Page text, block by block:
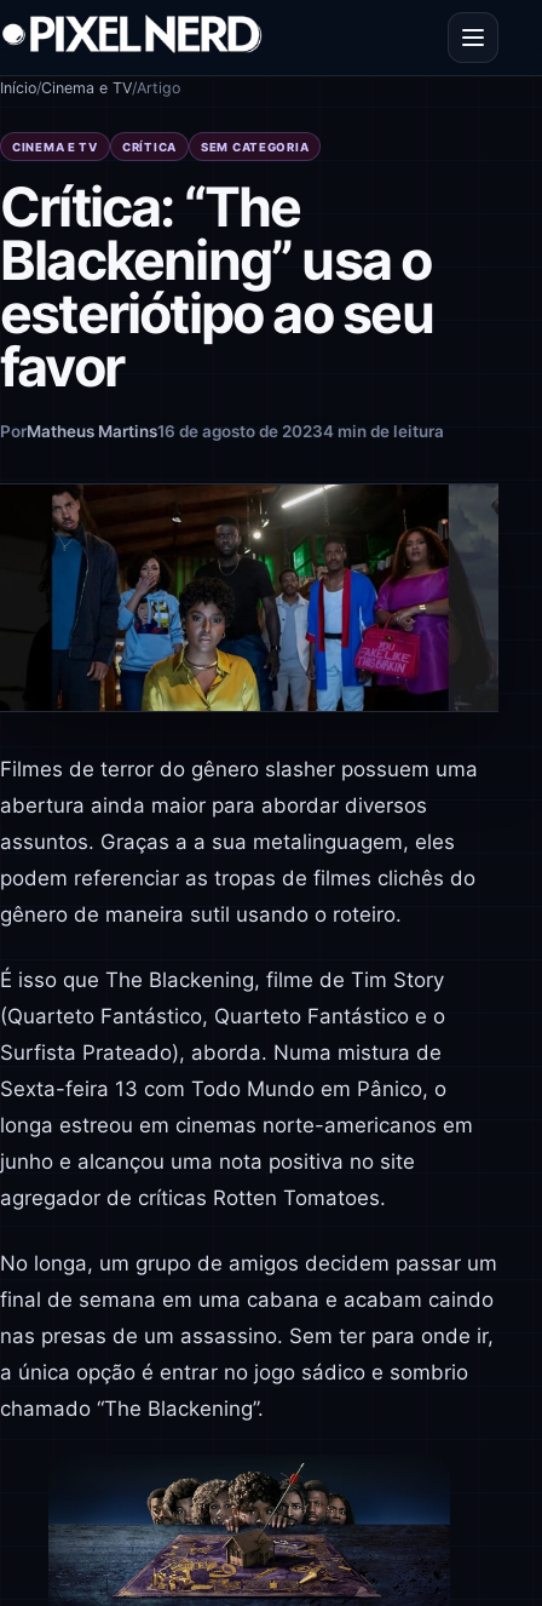
Pular para o conteúdo
Abrir
Início/Cinema e TV/Artigo
CINEMA E TV CRÍTICA SEM CATEGORIA
Crítica: “The
Blackening” usa o
esteriótipo ao seu
favor
PorMatheus Martins16 de agosto de 20234 min de leitura
Filmes de terror do gênero slasher possuem uma
abertura ainda maior para abordar diversos
assuntos. Graças a a sua metalinguagem, eles
podem referenciar as tropas de filmes clichês do
gênero de maneira sutil usando o roteiro.
É isso que The Blackening, filme de Tim Story
(Quarteto Fantástico, Quarteto Fantástico e o
Surfista Prateado), aborda. Numa mistura de
Sexta-feira 13 com Todo Mundo em Pânico, o
longa estreou em cinemas norte-americanos em
junho e alcançou uma nota positiva no site
agregador de críticas Rotten Tomatoes.
No longa, um grupo de amigos decidem passar um
final de semana em uma cabana e acabam caindo
nas presas de um assassino. Sem ter para onde ir,
a única opção é entrar no jogo sádico e sombrio
chamado “The Blackening”.